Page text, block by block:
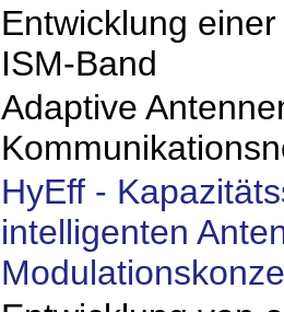
Entwicklung
ISM-Band
Adaptive
HyEff -
intelligenten